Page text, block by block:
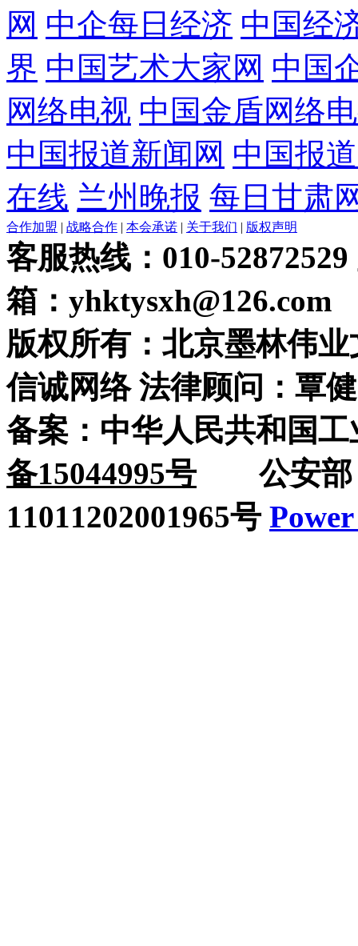
网 中企每日经济 中国经
界 中国艺术大家网 中国
网络电视 中国金盾网络
中国报道新闻网 中国报
在线 兰州晚报 每日甘肃
合作加盟 | 战略合作 | 本会承诺 | 关于我们 | 版权声明
客服热线：010-
箱：yhktysxh@126.com
版权所有：北京墨林伟
信诚网络 法律顾问：覃健
备案：中华人民共和国
备15044995号公安部：
11011202001965号